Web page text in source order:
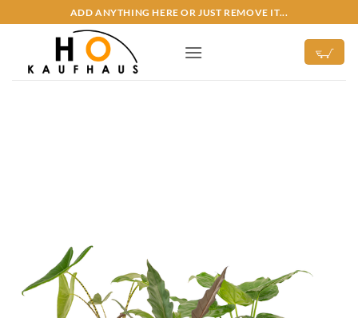
Inhalt
ADD ANYTHING HERE OR JUST REMOVE IT...